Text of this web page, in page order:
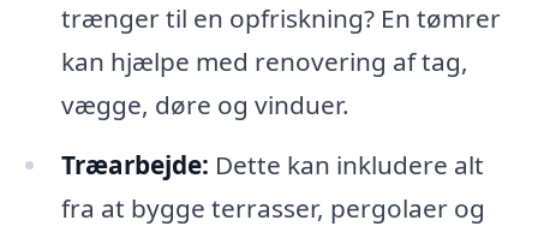
trænger til en opfriskning? En tømrer
kan hjælpe med renovering af tag,
vægge, døre og vinduer.
Træarbejde: Dette kan inkludere alt
fra at bygge terrasser, pergolaer og